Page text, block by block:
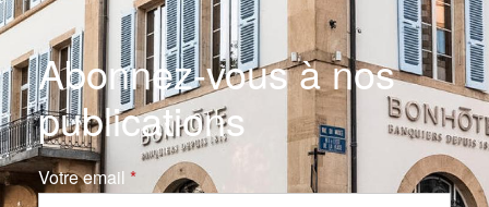
Abonnez-vous à nos
publications
Votre email